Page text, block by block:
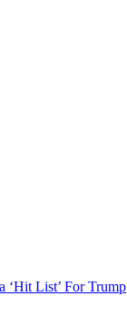
‘Hit List’ For Trump